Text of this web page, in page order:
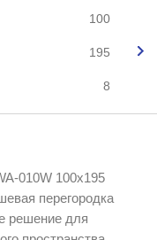
100
195
8
010W 100x195
перегородка
решение для